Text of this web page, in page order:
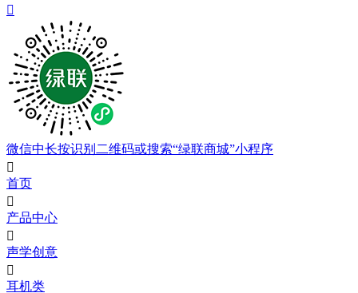

微信中长按识别二维码或搜索“绿联商城”小程序

首页

产品中心

声学创意

耳机类